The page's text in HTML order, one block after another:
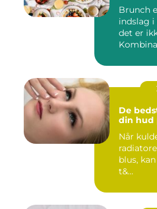
Brunch
indslag
det er
De
din hud
Når
blus,
t&...